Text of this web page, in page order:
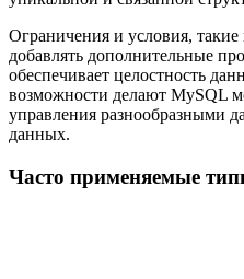
Ограничения и условия, такие
добавлять дополнительные
обеспечивает целостность
возможности делают MySQL
управления разнообразными
данных.
Часто применяемые